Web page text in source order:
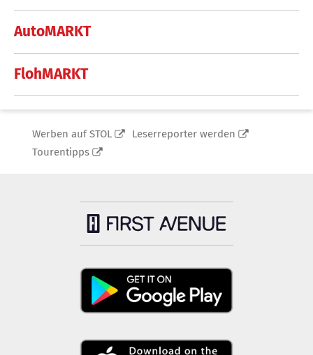
AutoMARKT
FlohMARKT
Werben auf STOL
Leserreporter werden
Tourentipps